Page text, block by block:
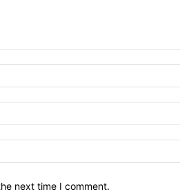
next time I comment.